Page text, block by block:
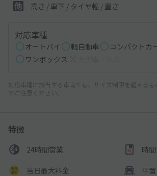
高さ / 車下 / タイヤ幅 / 重さ
対応車種
オートバイ 軽自動車 コンパクトカ
ワンボックス
対応車種に該当する車両でも、サイズ制限を超えるも
でご注意ください。
特徴
24時間営業 時
当日最大料金 平置